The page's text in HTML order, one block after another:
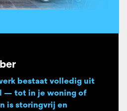
bestaat volledig uit
— tot in je woning of
is storingvrij en